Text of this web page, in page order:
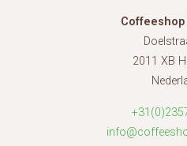
Coffeeshop
2011 XB